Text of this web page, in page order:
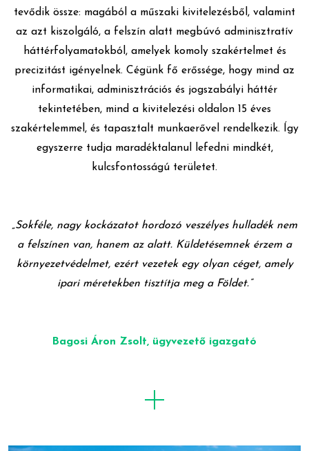
tevődik össze: magából a műszaki kivitelezésből, valamint
az azt kiszolgáló, a felszín alatt megbúvó adminisztratív
háttérfolyamatokból, amelyek komoly szakértelmet és
precizitást igényelnek. Cégünk fő erőssége, hogy mind az
informatikai, adminisztrációs és jogszabályi háttér
tekintetében, mind a kivitelezési oldalon 15 éves
szakértelemmel, és tapasztalt munkaerővel rendelkezik. Így
egyszerre tudja maradéktalanul lefedni mindkét,
kulcsfontosságú területet.
„Sokféle, nagy kockázatot hordozó veszélyes hulladék nem
a felszínen van, hanem az alatt. Küldetésemnek érzem a
környezetvédelmet, ezért vezetek egy olyan céget, amely
ipari méretekben tisztítja meg a Földet.”
Bagosi Áron Zsolt, ügyvezető igazgató